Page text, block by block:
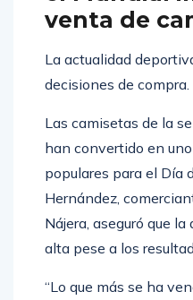
venta de
La actualidad
decisiones de compra.
Las camisetas de la
han convertido en
populares para el Día
Hernández,
Nájera, aseguró que
alta pese a los
“Lo que más se ha